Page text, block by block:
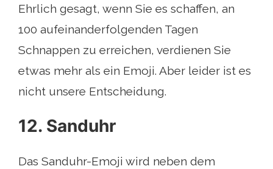
Ehrlich gesagt, wenn Sie es schaffen, an
100 aufeinanderfolgenden Tagen
Schnappen zu erreichen, verdienen Sie
etwas mehr als ein Emoji. Aber leider ist es
nicht unsere Entscheidung.
12. Sanduhr
Das Sanduhr-Emoji wird neben dem